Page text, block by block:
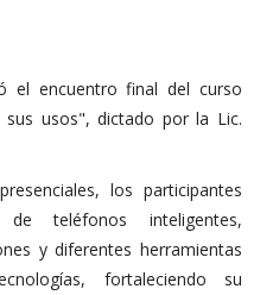
el encuentro final del curso
sus usos", dictado por la Lic.
los participantes
teléfonos inteligentes,
y diferentes herramientas
fortaleciendo su